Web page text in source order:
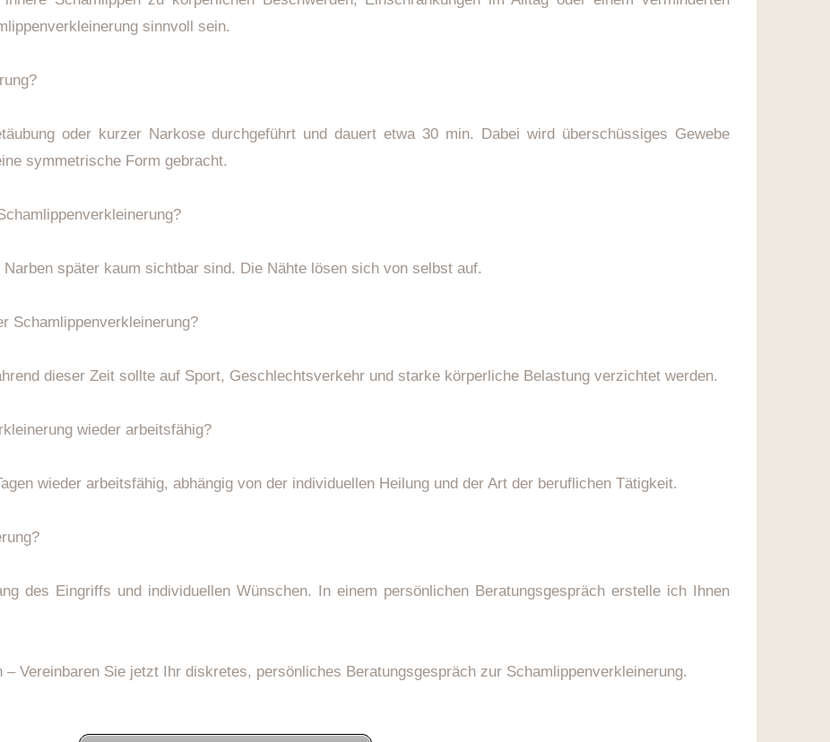
sinnvoll sein.
oder kurzer Narkose durchgeführt und dauert etwa 30 min. Dabei wird überschüssiges Gewebe
symmetrische Form gebracht.
später kaum sichtbar sind. Die Nähte lösen sich von selbst auf.
Schamlippenverkleinerung?
dieser Zeit sollte auf Sport, Geschlechtsverkehr und starke körperliche Belastung verzichtet werden.
wieder arbeitsfähig?
wieder arbeitsfähig, abhängig von der individuellen Heilung und der Art der beruflichen Tätigkeit.
des Eingriffs und individuellen Wünschen. In einem persönlichen Beratungsgespräch erstelle ich Ihnen
Vereinbaren Sie jetzt Ihr diskretes, persönliches Beratungsgespräch zur Schamlippenverkleinerung.